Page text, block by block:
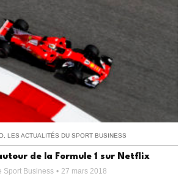
, LES ACTUALITÉS DU SPORT BUSINESS
de la Formule 1 sur Netflix
Sport Business 27 mars 2018